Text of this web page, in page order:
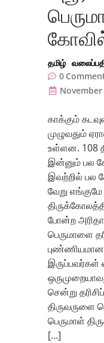
தமிழ்
0
November
காக்கும்
முழுவதும்
உள்ளன. 108
இன்னும் பல
இவற்றில் பல
வேறு
போன்ற
பெருமாளை
இருப்பவர்கள்
சென்று
திருவருளை
பெருமாள்
[…]